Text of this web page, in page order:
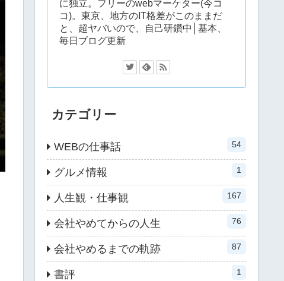
に独立。フリーのwebマーケター(今コ
コ)。東京、地方のIT格差がこのままだ
と、超ヤバいので、自己研鑽中│基本、
毎日ブログ更新
カテゴリー
WEBの仕事話 54
グルメ情報 1
人生観・仕事観 167
会社やめてからの人生 76
会社やめるまでの軌跡 87
書評 1